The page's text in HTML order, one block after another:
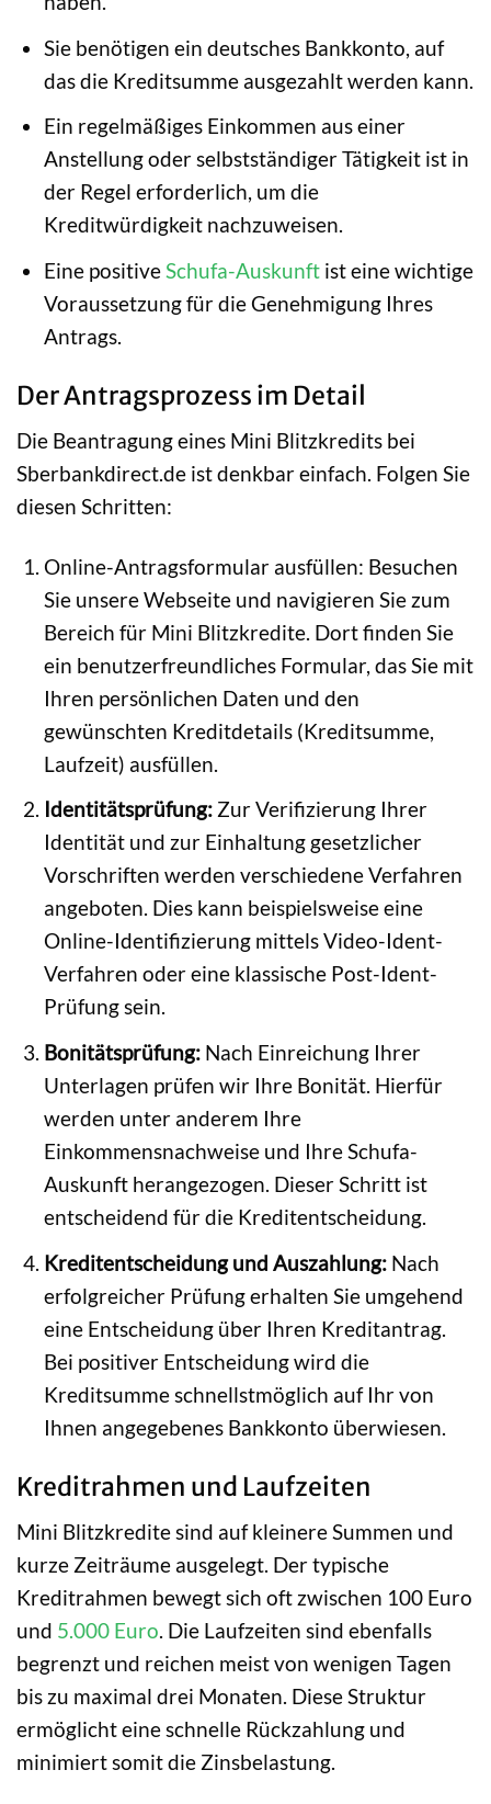
Sie benötigen ein deutsches Bankkonto, auf
das die Kreditsumme ausgezahlt werden kann.
Ein regelmäßiges Einkommen aus einer
Anstellung oder selbstständiger Tätigkeit ist in
der Regel erforderlich, um die
Kreditwürdigkeit nachzuweisen.
Eine positive Schufa-Auskunftist eine wichtige
Voraussetzung für die Genehmigung Ihres
Antrags.
Der Antragsprozess im Detail
Die Beantragung eines Mini Blitzkredits bei
Sberbankdirect.de ist denkbar einfach. Folgen Sie
diesen Schritten:
Online-Antragsformular ausfüllen: Besuchen
Sie unsere Webseite und navigieren Sie zum
Bereich für Mini Blitzkredite. Dort finden Sie
ein benutzerfreundliches Formular, das Sie mit
Ihren persönlichen Daten und den
gewünschten Kreditdetails (Kreditsumme,
Laufzeit) ausfüllen.
Identitätsprüfung:Zur Verifizierung Ihrer
Identität und zur Einhaltung gesetzlicher
Vorschriften werden verschiedene Verfahren
angeboten. Dies kann beispielsweise eine
Online-Identifizierung mittels Video-Ident-
Verfahren oder eine klassische Post-Ident-
Prüfung sein.
Bonitätsprüfung:Nach Einreichung Ihrer
Unterlagen prüfen wir Ihre Bonität. Hierfür
werden unter anderem Ihre
Einkommensnachweise und Ihre Schufa-
Auskunft herangezogen. Dieser Schritt ist
entscheidend für die Kreditentscheidung.
Kreditentscheidung und Auszahlung:Nach
erfolgreicher Prüfung erhalten Sie umgehend
eine Entscheidung über Ihren Kreditantrag.
Bei positiver Entscheidung wird die
Kreditsumme schnellstmöglich auf Ihr von
Ihnen angegebenes Bankkonto überwiesen.
Kreditrahmen und Laufzeiten
Mini Blitzkredite sind auf kleinere Summen und
kurze Zeiträume ausgelegt. Der typische
Kreditrahmen bewegt sich oft zwischen 100 Euro
und 5.000 Euro. Die Laufzeiten sind ebenfalls
begrenzt und reichen meist von wenigen Tagen
bis zu maximal drei Monaten. Diese Struktur
ermöglicht eine schnelle Rückzahlung und
minimiert somit die Zinsbelastung.